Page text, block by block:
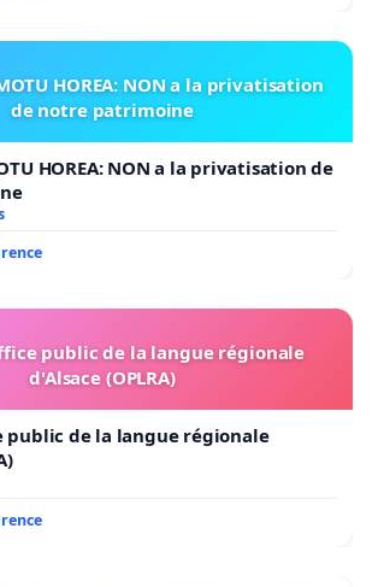
HOREA: NON a la privatisation
de notre patrimoine
HOREA: NON a la privatisation de
public de la langue régionale
d'Alsace (OPLRA)
public de la langue régionale